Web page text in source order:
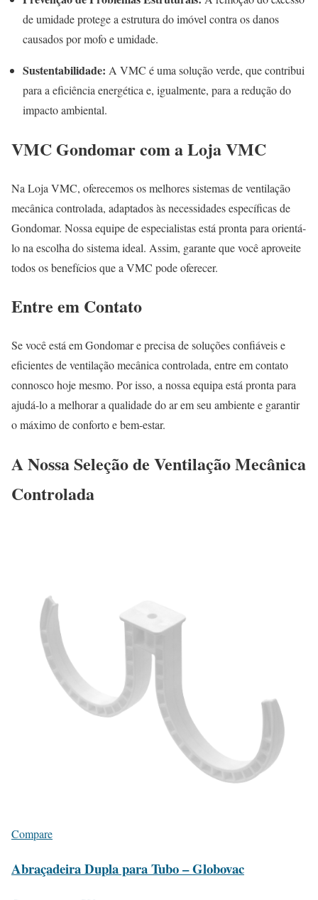
de umidade protege a estrutura do imóvel contra os danos
causados por mofo e umidade.
Sustentabilidade: A VMC é uma solução verde, que contribui
para a eficiência energética e, igualmente, para a redução do
impacto ambiental.
VMC Gondomar com a Loja VMC
Na Loja VMC, oferecemos os melhores sistemas de ventilação
mecânica controlada, adaptados às necessidades específicas de
Gondomar. Nossa equipe de especialistas está pronta para orientá-
lo na escolha do sistema ideal. Assim, garante que você aproveite
todos os benefícios que a VMC pode oferecer.
Entre em Contato
Se você está em Gondomar e precisa de soluções confiáveis e
eficientes de ventilação mecânica controlada, entre em contato
connosco hoje mesmo. Por isso, a nossa equipa está pronta para
ajudá-lo a melhorar a qualidade do ar em seu ambiente e garantir
o máximo de conforto e bem-estar.
A Nossa Seleção de Ventilação Mecânica
Controlada
Compare
Abraçadeira Dupla para Tubo – Globovac